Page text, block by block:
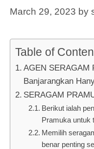
March 29, 2023 by
Table of
AGEN SERAGAM
Banjarangkan
SERAGAM
Berikut ialah
Pramuka untuk
Memilih
benar penting